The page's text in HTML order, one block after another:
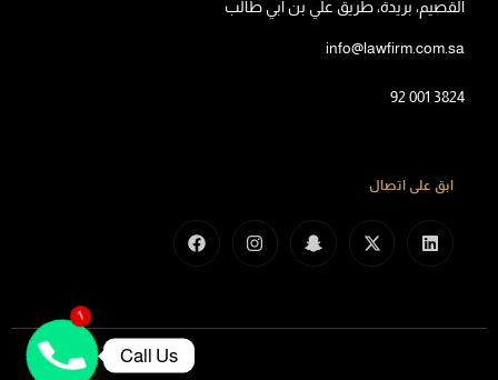
القصيم، بريدة، طريق علي بن ابي طالب
info@lawfirm.com.sa
92 001 3824
ابق على اتصال
1
Call Us